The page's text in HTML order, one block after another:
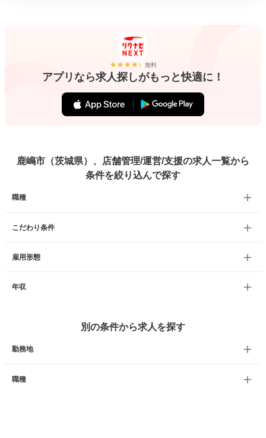
無料
アプリなら求人探しがもっと快適に！
鹿嶋市（茨城県）、店舗管理/運営/支援の求人一覧から
条件を絞り込んで探す
職種
こだわり条件
雇用形態
年収
別の条件から求人を探す
勤務地
職種